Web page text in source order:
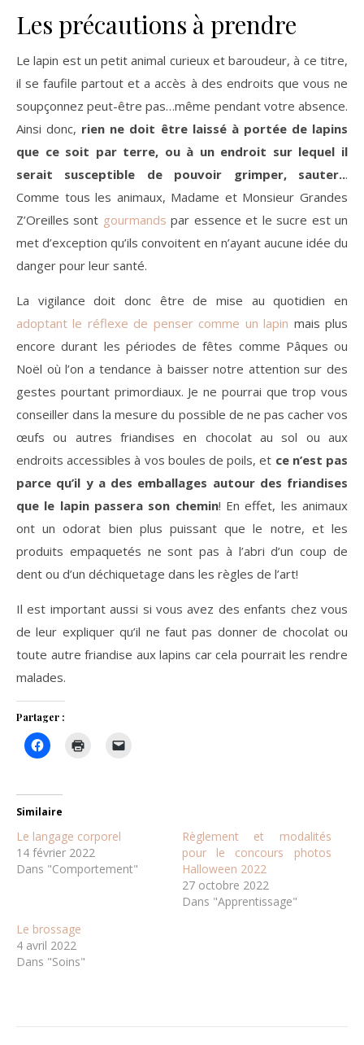
Les précautions à prendre
Le lapin est un petit animal curieux et baroudeur, à ce titre,
il se faufile partout et a accès à des endroits que vous ne
soupçonnez peut-être pas…même pendant votre absence.
Ainsi donc, rien ne doit être laissé à portée de lapins
que ce soit par terre, ou à un endroit sur lequel il
serait susceptible de pouvoir grimper, sauter...
Comme tous les animaux, Madame et Monsieur Grandes
Z’Oreilles sont gourmands par essence et le sucre est un
met d’exception qu’ils convoitent en n’ayant aucune idée du
danger pour leur santé.
La vigilance doit donc être de mise au quotidien en
adoptant le réflexe de penser comme un lapin mais plus
encore durant les périodes de fêtes comme Pâques ou
Noël où l’on a tendance à baisser notre attention sur des
gestes pourtant primordiaux. Je ne pourrai que trop vous
conseiller dans la mesure du possible de ne pas cacher vos
œufs ou autres friandises en chocolat au sol ou aux
endroits accessibles à vos boules de poils, et ce n’est pas
parce qu’il y a des emballages autour des friandises
que le lapin passera son chemin! En effet, les animaux
ont un odorat bien plus puissant que le notre, et les
produits empaquetés ne sont pas à l’abri d’un coup de
dent ou d’un déchiquetage dans les règles de l’art!
Il est important aussi si vous avez des enfants chez vous
de leur expliquer qu’il ne faut pas donner de chocolat ou
toute autre friandise aux lapins car cela pourrait les rendre
malades.
Partager :
Similaire
Le langage corporel
14 février 2022
Dans "Comportement"
Règlement et modalités
pour le concours photos
Halloween 2022
27 octobre 2022
Dans "Apprentissage"
Le brossage
4 avril 2022
Dans "Soins"